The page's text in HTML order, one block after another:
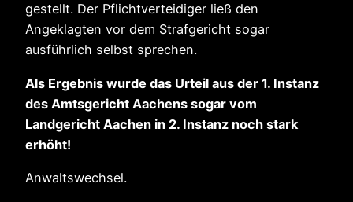
gestellt. Der Pflichtverteidiger ließ den
Angeklagten vor dem Strafgericht sogar
ausführlich selbst sprechen.
Als Ergebnis wurde das Urteil aus der 1. Instanz
des Amtsgericht Aachens sogar vom
Landgericht Aachen in 2. Instanz noch stark
erhöht!
Anwaltswechsel.